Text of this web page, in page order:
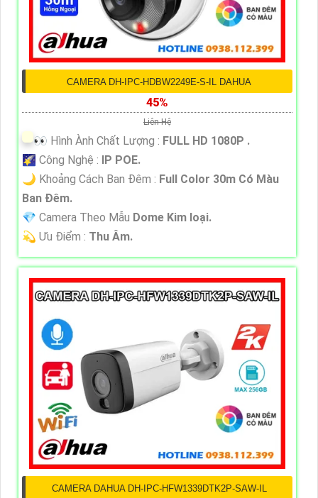
CAMERA DH-IPC-HDBW2249E-S-IL DAHUA
45%
Liên Hệ
️👀 Hình Ành Chất Lượng : FULL HD 1080P .
🌠 Công Nghệ : IP POE.
🌙 Khoảng Cách Ban Đêm : Full Color 30m Có Màu
Ban Ðêm.
💎 Camera Theo Mẫu Dome Kim loại.
️💫 Ưu Điểm : Thu Âm.
CAMERA DAHUA DH-IPC-HFW1339DTK2P-SAW-IL